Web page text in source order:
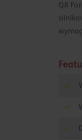
Q8